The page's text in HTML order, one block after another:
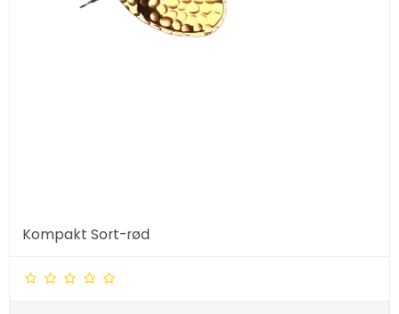
Kompakt Sort-rød